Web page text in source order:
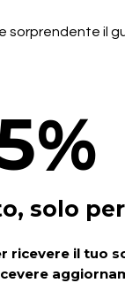
sorprendente il
%
solo
ricevere il tuo